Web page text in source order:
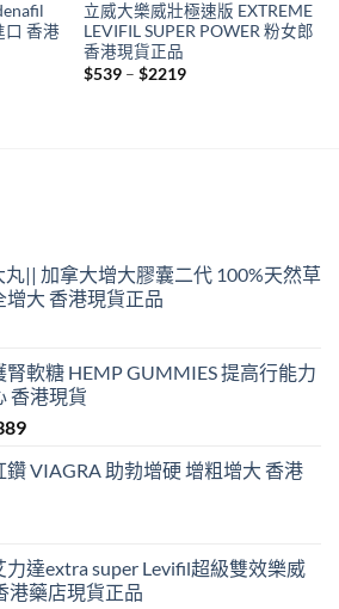
口 香港
立威大樂威壯極速版 EXTREME
LEVIFIL SUPER POWER 粉女郎
香港現貨正品
$539 – $2219Price
丸|| 加拿大增大膠囊二代 100%天然草
增大 香港現貨正品
腎軟糖 HEMP GUMMIES 提高行能力
香港現貨
Price
$519
鑽 VIAGRA 助勃增硬 增粗增大 香港
力達extra super Levifil超級雙效樂威
港藥店現貨正品